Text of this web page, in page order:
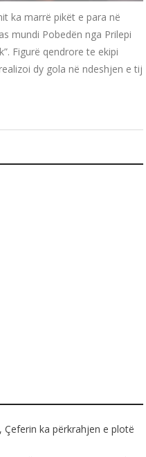
ka marrë pikët e para në
mundi Pobedën nga Prilepi
Figurë qendrore te ekipi
dy gola në ndeshjen e tij
Çeferin ka përkrahjen e plotë